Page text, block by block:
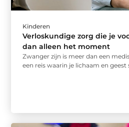
Kinderen
Verloskundige zorg die je
dan alleen het moment
Zwanger zijn is meer dan een
een reis waarin je lichaam en geest